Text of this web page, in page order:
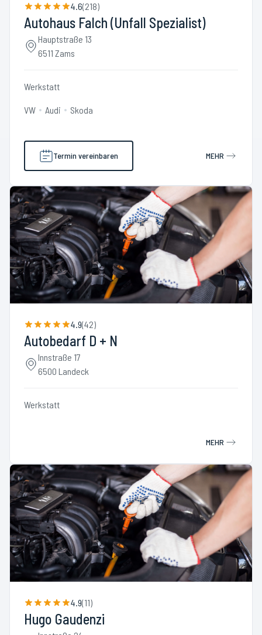
4.6(218)
Autohaus Falch (Unfall Spezialist)
Hauptstraße 13
6511 Zams
Werkstatt
VW Audi Skoda
Termin vereinbaren MEHR
4.9(42)
Autobedarf D + N
Innstraße 17
6500 Landeck
Werkstatt
MEHR
4.9(11)
Hugo Gaudenzi